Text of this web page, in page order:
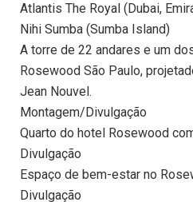
Atlantis The Royal (Dubai,
Nihi Sumba (Sumba Island)
A torre de 22 andares e um
Rosewood São Paulo,
Jean Nouvel.
Montagem/Divulgação
Quarto do hotel Rosewood
Divulgação
Espaço de bem-estar no
Divulgação